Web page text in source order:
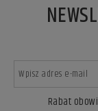
Rabat